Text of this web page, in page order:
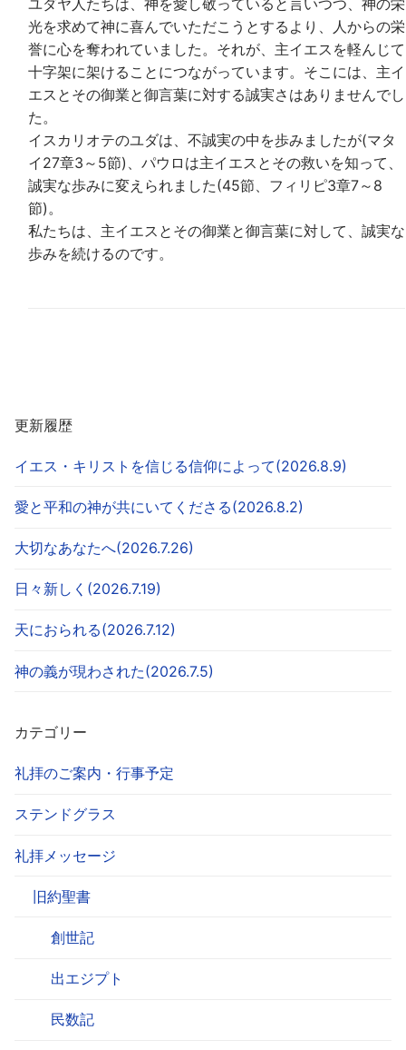
光を求めて神に喜んでいただこうとするより、人からの栄
誉に心を奪われていました。それが、主イエスを軽んじて
十字架に架けることにつながっています。そこには、主イ
エスとその御業と御言葉に対する誠実さはありませんでし
た。
イスカリオテのユダは、不誠実の中を歩みましたが(マタ
イ27章3～5節)、パウロは主イエスとその救いを知って、
誠実な歩みに変えられました(45節、フィリピ3章7～8
節)。
私たちは、主イエスとその御業と御言葉に対して、誠実な
歩みを続けるのです。
更新履歴
イエス・キリストを信じる信仰によって(2026.8.9)
愛と平和の神が共にいてくださる(2026.8.2)
大切なあなたへ(2026.7.26)
日々新しく(2026.7.19)
天におられる(2026.7.12)
神の義が現わされた(2026.7.5)
カテゴリー
礼拝のご案内・行事予定
ステンドグラス
礼拝メッセージ
旧約聖書
創世記
出エジプト
民数記